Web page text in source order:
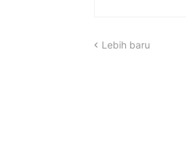
Lebih baru